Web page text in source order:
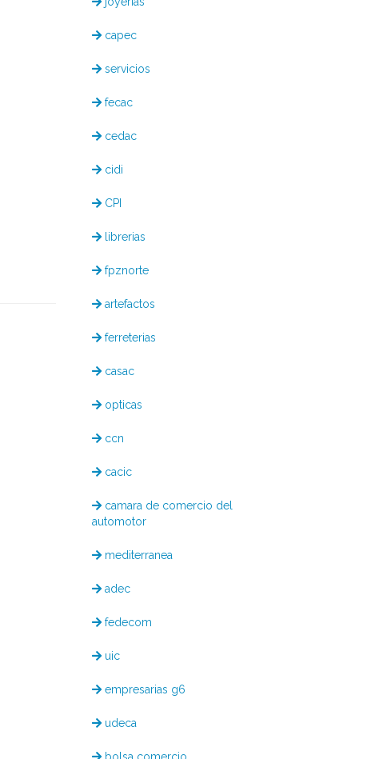
capec
servicios
fecac
cedac
cidi
CPI
librerias
fpznorte
artefactos
ferreterias
casac
opticas
ccn
cacic
camara de comercio del
automotor
mediterranea
adec
fedecom
uic
empresarias g6
udeca
bolsa comercio